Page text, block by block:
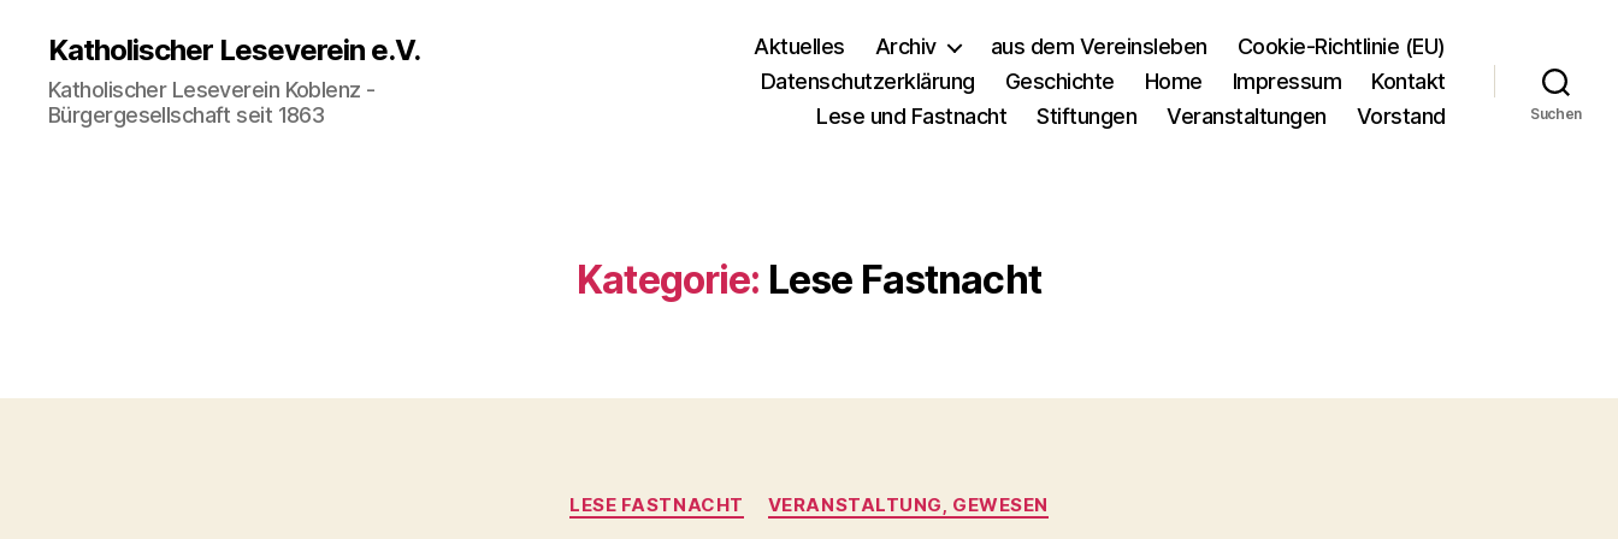
Katholischer Leseverein e.V.
Katholischer Leseverein Koblenz -
Bürgergesellschaft seit 1863
Aktuelles Archiv aus dem Vereinsleben
Cookie-Richtlinie (EU)
Datenschutzerklärung
Geschichte Home Impressum
Kontakt
Lese und Fastnacht
Stiftungen Veranstaltungen Vorstand Suchen
Kategorie: Lese Fastnacht
LESE FASTNACHT VERANSTALTUNG, GEWESEN